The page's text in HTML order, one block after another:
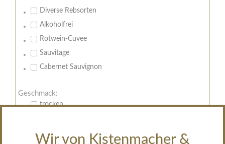
Wir von Kistenmacher &
Diverse Rebsorten
Alkoholfrei
Rotwein-Cuvee
Sauvitage
Cabernet Sauvignon
Geschmack:
trocken
halbtrocken